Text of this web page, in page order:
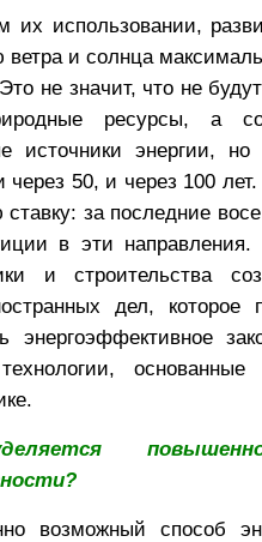
использовании,
и солнца
не значит, что не
ресурсы, а
источники энергии,
50, и через 100
ставку: за последние
в эти направления.
и строительства
дел, которое
энергоэффективное
возможный способ